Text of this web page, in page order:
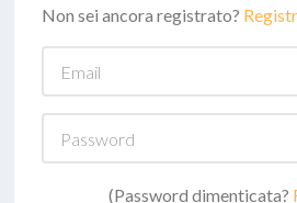
Non sei ancora registrato?
(Password dimenticata?